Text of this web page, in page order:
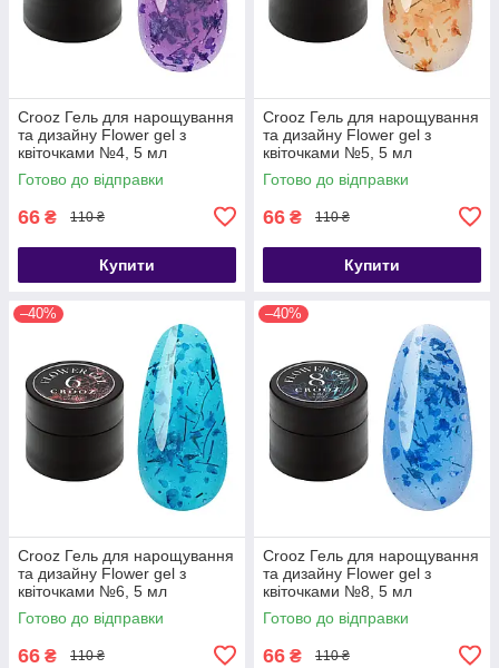
Crooz Гель для нарощування
та дизайну Flower gel з
квіточками №4, 5 мл
Готово до відправки
66 ₴ 110 ₴
Купити
Crooz Гель для нарощування
та дизайну Flower gel з
квіточками №5, 5 мл
Готово до відправки
66 ₴ 110 ₴
Купити
–40%
Crooz Гель для нарощування
та дизайну Flower gel з
квіточками №6, 5 мл
Готово до відправки
66 ₴ 110 ₴
–40%
Crooz Гель для нарощування
та дизайну Flower gel з
квіточками №8, 5 мл
Готово до відправки
66 ₴ 110 ₴